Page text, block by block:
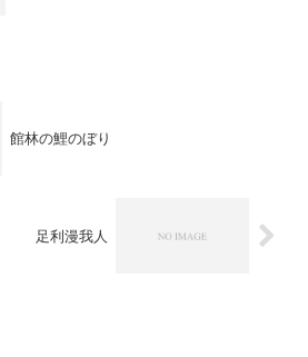
館林の鯉のぼり
足利漫我人